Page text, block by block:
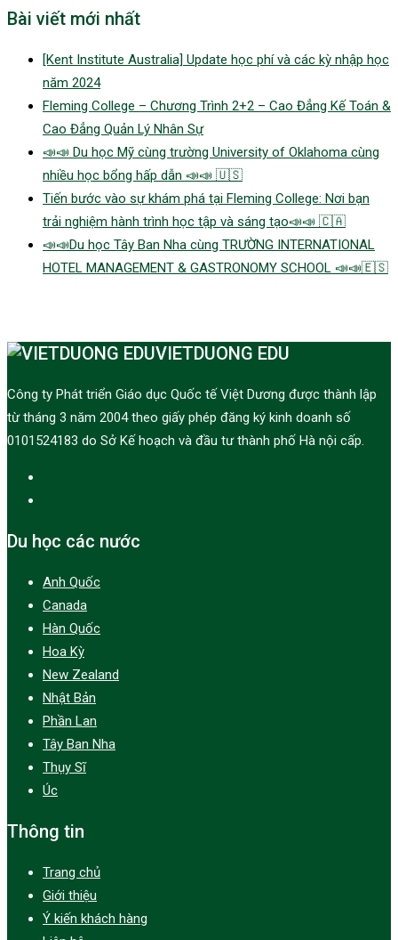
Bài viết mới nhất
[Kent Institute Australia] Update học phí và các kỳ nhập học
năm 2024
Fleming College – Chương Trình 2+2 – Cao Đẳng Kế Toán &
Cao Đẳng Quản Lý Nhân Sự
📣📣 Du học Mỹ cùng trường University of Oklahoma cùng
nhiều học bổng hấp dẫn 📣📣 🇺🇸
Tiến bước vào sự khám phá tại Fleming College: Nơi bạn
trải nghiệm hành trình học tập và sáng tạo📣📣 🇨🇦
📣📣Du học Tây Ban Nha cùng TRƯỜNG INTERNATIONAL
HOTEL MANAGEMENT & GASTRONOMY SCHOOL 📣📣🇪🇸
VIETDUONG EDU
Công ty Phát triển Giáo dục Quốc tế Việt Dương được thành lập
từ tháng 3 năm 2004 theo giấy phép đăng ký kinh doanh số
0101524183 do Sở Kế hoạch và đầu tư thành phố Hà nội cấp.
Du học các nước
Anh Quốc
Canada
Hàn Quốc
Hoa Kỳ
New Zealand
Nhật Bản
Phần Lan
Tây Ban Nha
Thụy Sĩ
Úc
Thông tin
Trang chủ
Giới thiệu
Ý kiến khách hàng